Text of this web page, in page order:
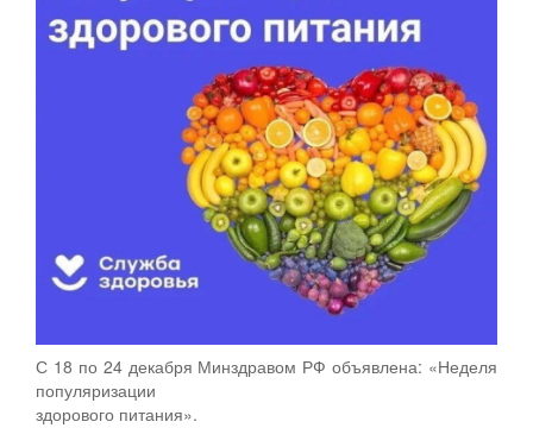
С 18 по 24 декабря Минздравом РФ объявлена: «Неделя
популяризации
здорового питания».